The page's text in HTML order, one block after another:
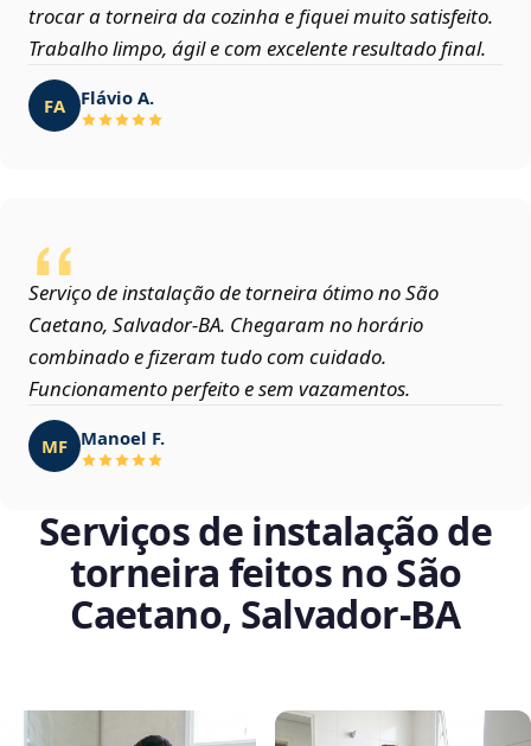
trocar a torneira da cozinha e fiquei muito satisfeito.
Trabalho limpo, ágil e com excelente resultado final.
FA Flávio A.
Serviço de instalação de torneira ótimo no São
Caetano, Salvador‑BA. Chegaram no horário
combinado e fizeram tudo com cuidado.
Funcionamento perfeito e sem vazamentos.
MF Manoel F.
Serviços de instalação de
torneira feitos no São
Caetano, Salvador‑BA